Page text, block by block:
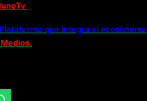
que integra el ecosistema